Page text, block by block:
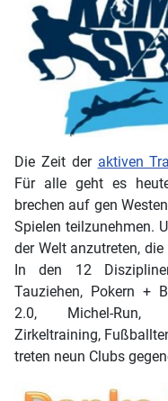
Die Zeit der aktiven
Für alle geht es
brechen auf gen
Spielen teilzunehmen.
der Welt anzutreten,
In den 12
Tauziehen, Pokern +
2.0, Michel-Run,
Zirkeltraining,
treten neun Clubs